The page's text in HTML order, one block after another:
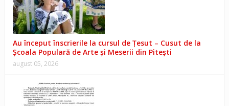
Au început înscrierile la cursul de Țesut – Cusut de la
Școala Populară de Arte și Meserii din Pitești
august 05, 2026